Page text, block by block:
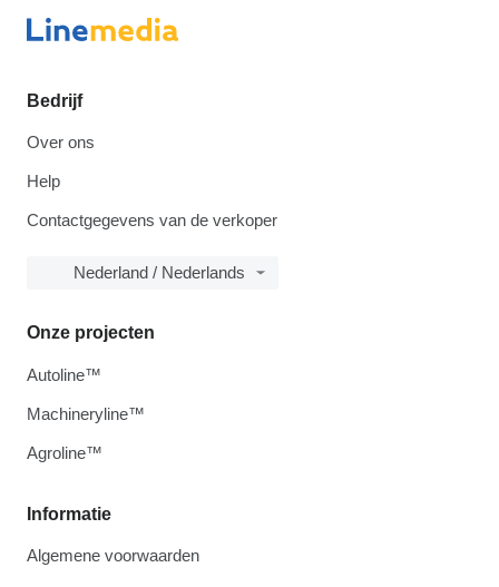
Bedrijf
Over ons
Help
Contactgegevens van de verkoper
Nederland / Nederlands
Informatie
Algemene voorwaarden
Onze projecten
Autoline™
Machineryline™
Agroline™